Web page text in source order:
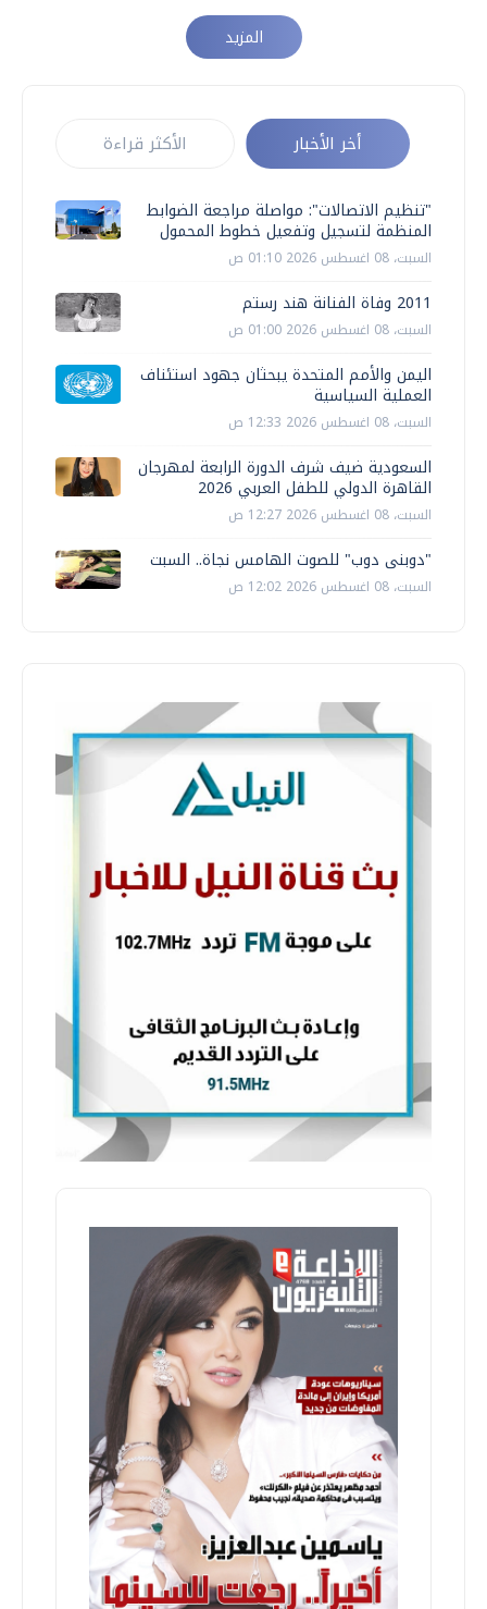
المزيد
أخر الأخبار الأكثر قراءة
"تنظيم الاتصالات": مواصلة مراجعة الضوابط
المنظمة لتسجيل وتفعيل خطوط المحمول
السبت، 08 اغسطس 2026 01:10 ص
2011 وفاة الفنانة هند رستم
السبت، 08 اغسطس 2026 01:00 ص
اليمن والأمم المتحدة يبحثان جهود استئناف
العملية السياسية
السبت، 08 اغسطس 2026 12:33 ص
السعودية ضيف شرف الدورة الرابعة لمهرجان
القاهرة الدولي للطفل العربي 2026
السبت، 08 اغسطس 2026 12:27 ص
"دوبنى دوب" للصوت الهامس نجاة.. السبت
السبت، 08 اغسطس 2026 12:02 ص